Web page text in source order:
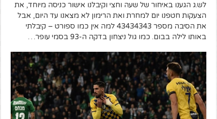
לש.ג הגענו באיחור של שעה וחצי וקיבלנו אישור כניסה מיוחד, את
הצעקות חטפנו יום למחרת ואת הרימון לא מצאנו עד היום, אבל
את הסיבה מספר 43434343 למה אין כמו ספורט – קיבלתי
באותו לילה בבום. כמו גול ניצחון בדקה ה-93 בסמי עופר…